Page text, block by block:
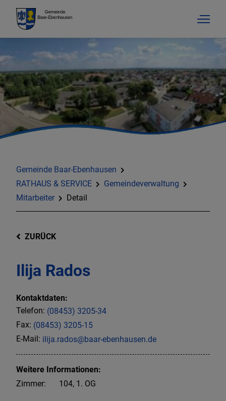
Gemeinde Baar-Ebenhausen
RATHAUS & SERVICE
Gemeindeverwaltung
Mitarbeiter
Detail
ZURÜCK
Ilija Rados
Kontaktdaten:
Telefon: (08453) 3205-34
Fax: (08453) 3205-15
E-Mail: ilija.rados@baar-ebenhausen.de
Weitere Informationen:
Zimmer:
104, 1. OG